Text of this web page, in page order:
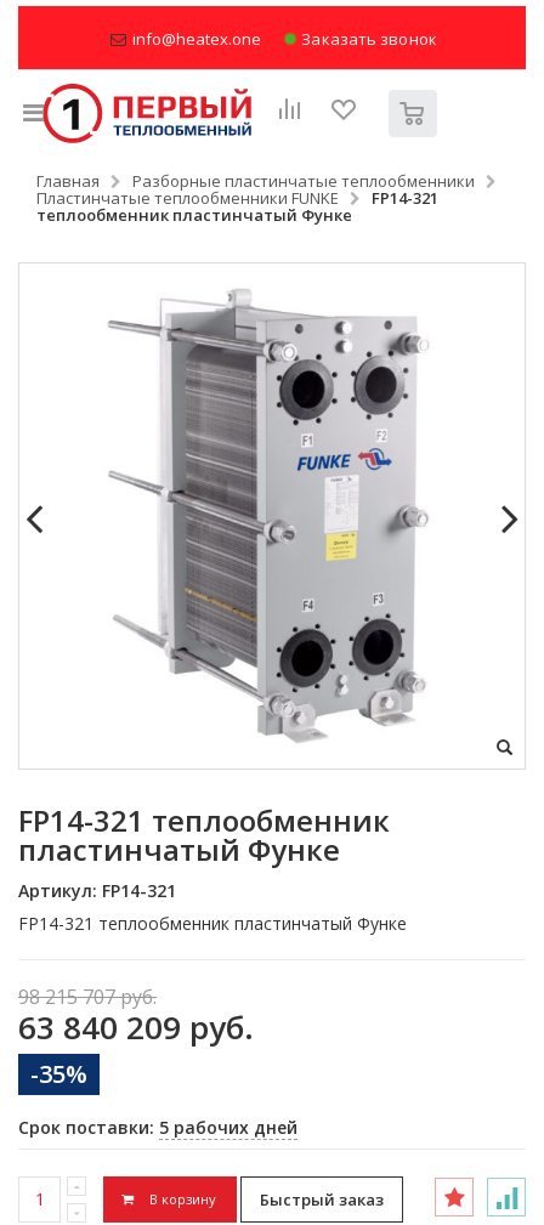
info@heatex.one Заказать звонок
Главная Разборные пластинчатые теплообменники
Пластинчатые теплообменники FUNKE FP14-321
теплообменник пластинчатый Функе
FP14-321 теплообменник
пластинчатый Функе
Артикул: FP14-321
FP14-321 теплообменник пластинчатый Функе
98 215 707 руб.
63 840 209 руб.
-35%
Срок поставки: 5 рабочих дней
В корзину Быстрый заказ